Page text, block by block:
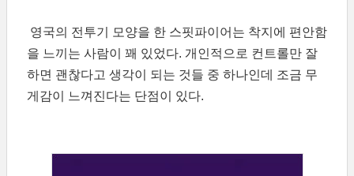
영국의 전투기 모양을 한 스핏파이어는 착지에 편안함
을 느끼는 사람이 꽤 있었다. 개인적으로 컨트롤만 잘
하면 괜찮다고 생각이 되는 것들 중 하나인데 조금 무
게감이 느껴진다는 단점이 있다.